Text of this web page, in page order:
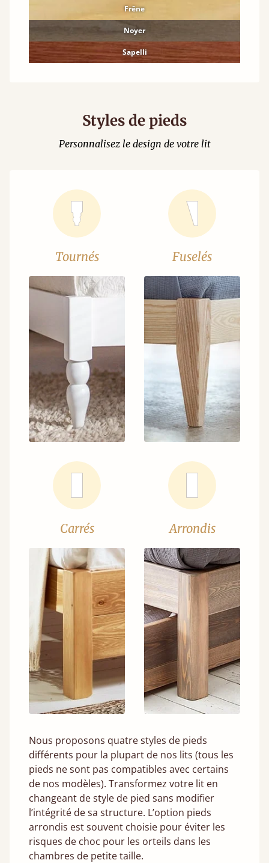
Frêne
Noyer
Sapelli
Styles de pieds
Personnalisez le design de votre lit
Tournés Fuselés
Carrés Arrondis
Nous proposons quatre styles de pieds
différents pour la plupart de nos lits (tous les
pieds ne sont pas compatibles avec certains
de nos modèles). Transformez votre lit en
changeant de style de pied sans modifier
l’intégrité de sa structure. L’option pieds
arrondis est souvent choisie pour éviter les
risques de choc pour les orteils dans les
chambres de petite taille.